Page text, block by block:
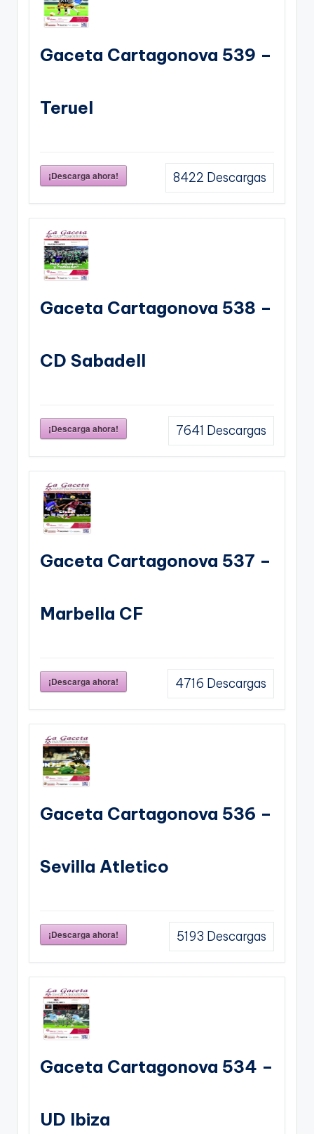
Gaceta Cartagonova 539 –
Teruel
¡Descarga ahora! 8422 Descargas
Gaceta Cartagonova 538 –
CD Sabadell
¡Descarga ahora! 7641 Descargas
Gaceta Cartagonova 537 –
Marbella CF
¡Descarga ahora! 4716 Descargas
Gaceta Cartagonova 536 –
Sevilla Atletico
¡Descarga ahora! 5193 Descargas
Gaceta Cartagonova 534 –
UD Ibiza